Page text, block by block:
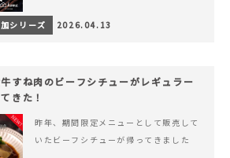
シリーズ 2026.04.13
すね肉のビーフシチューがレギュラー
きた！
昨年、期間限定メニューとして販売して
いたビーフシチューが帰ってきました